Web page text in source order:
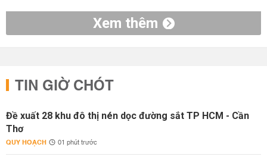
Xem thêm
TIN GIỜ CHÓT
Đề xuất 28 khu đô thị nén dọc đường sắt TP HCM - Cần
Thơ
QUY HOẠCH 01 phút trước